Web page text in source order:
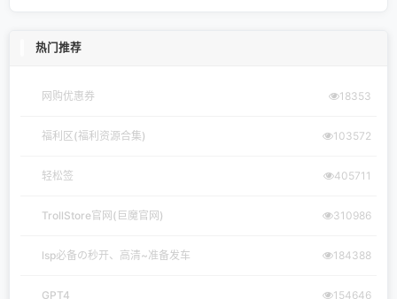
热门推荐
网购优惠券 18353
福利区(福利资源合集) 103572
轻松签 405711
TrollStore官网(巨魔官网) 310986
lsp必备の秒开、高清~准备发车 184388
GPT4 154646